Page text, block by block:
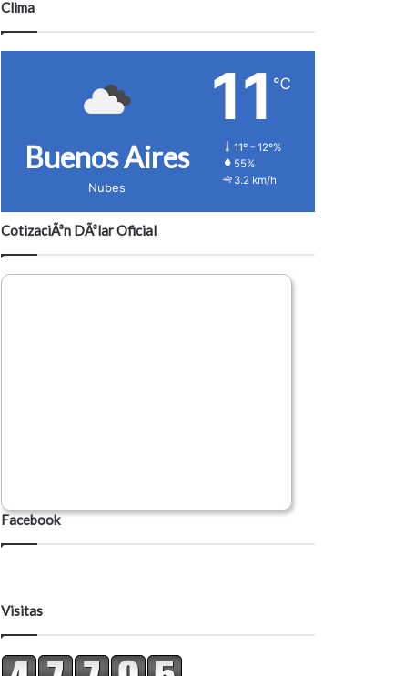
Clima
Buenos Aires
Nubes
11 ℃
11º - 12º%
55%
3.2 km/h
CotizaciÃ³n DÃ³lar Oficial
Facebook
Visitas